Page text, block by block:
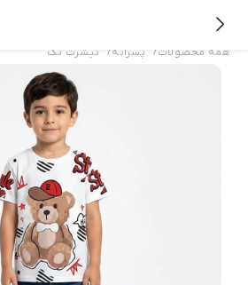
همه محصولات/ پسرانه/ تیشرت تک